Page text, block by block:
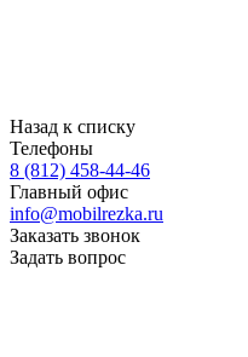
Назад к списку
Телефоны
8 (812) 458-44-46
Главный офис
info@mobilrezka.ru
Заказать звонок
Задать вопрос